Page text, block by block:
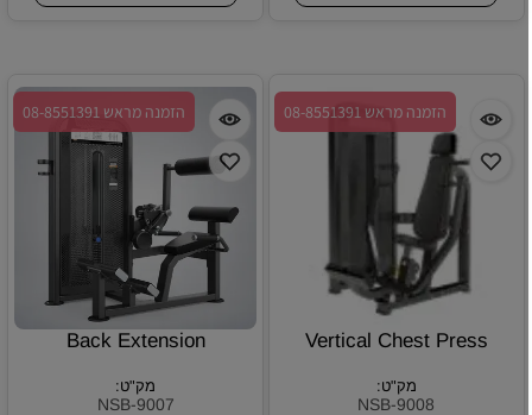
הזמנה מראש 08-8551391
Vertical Chest Press
מק"ט:
NSB-9008
הזמנה מראש 08-8551391
Back Extension
מק"ט:
NSB-9007